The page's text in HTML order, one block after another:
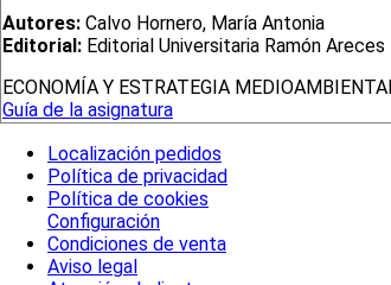
Autores: Calvo Hornero, María Antonia
Editorial: Editorial Universitaria Ramón Areces
ECONOMÍA Y ESTRATEGIA
Guía de la asignatura
Localización pedidos
Política de privacidad
Política de cookies
Configuración
Condiciones de venta
Aviso legal